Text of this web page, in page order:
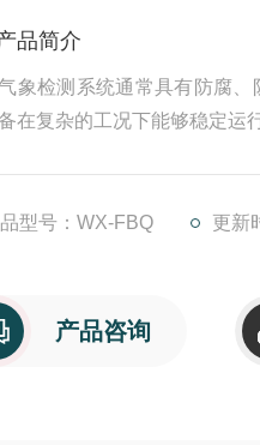
品简介
象检测系统通常具有防腐
在复杂的工况下能够稳定运
型号：WX-FBQ 更新
产品咨询